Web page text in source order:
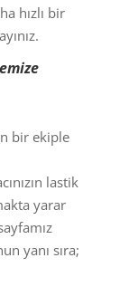
hızlı bir
bir ekiple
lastik
yarar
yanı sıra;